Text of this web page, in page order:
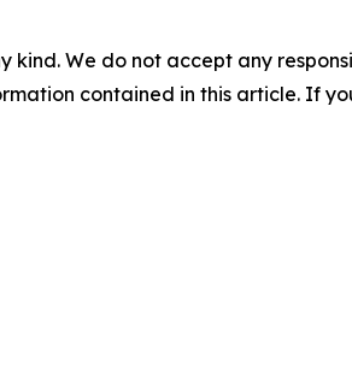
kind. We do not accept any
contained in this article. If